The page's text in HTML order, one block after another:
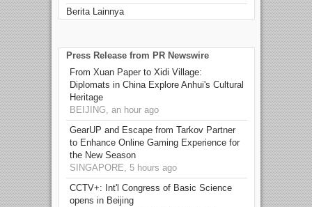
Berita Lainnya
Press Release from PR Newswire
From Xuan Paper to Xidi Village:
Diplomats in China Explore Anhui's Cultural
Heritage
BEIJING, an hour ago
GearUP and Escape from Tarkov Partner
to Enhance Online Gaming Experience for
the New Season
SINGAPORE, 5 hours ago
CCTV+: Int'l Congress of Basic Science
opens in Beijing